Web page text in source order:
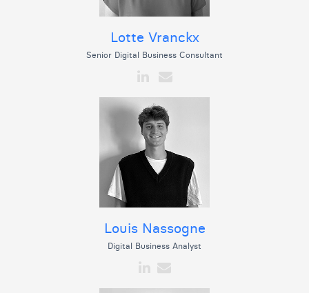
Lotte Vranckx
Senior Digital Business Consultant
Louis Nassogne
Digital Business Analyst